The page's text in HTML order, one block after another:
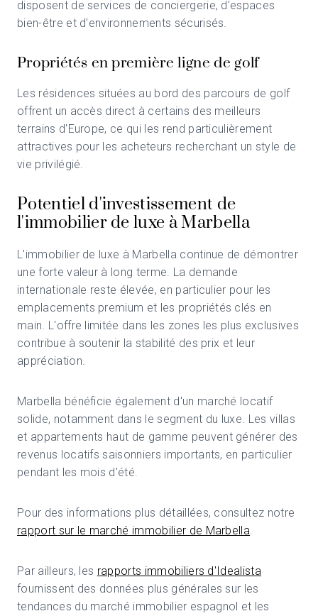
disposent de services de conciergerie, d'espaces
bien-être et d'environnements sécurisés.
Propriétés en première ligne de golf
Les résidences situées au bord des parcours de golf
offrent un accès direct à certains des meilleurs
terrains d'Europe, ce qui les rend particulièrement
attractives pour les acheteurs recherchant un style de
vie privilégié.
Potentiel d'investissement de
l'immobilier de luxe à Marbella
L'immobilier de luxe à Marbella continue de démontrer
une forte valeur à long terme. La demande
internationale reste élevée, en particulier pour les
emplacements premium et les propriétés clés en
main. L'offre limitée dans les zones les plus exclusives
contribue à soutenir la stabilité des prix et leur
appréciation.
Marbella bénéficie également d'un marché locatif
solide, notamment dans le segment du luxe. Les villas
et appartements haut de gamme peuvent générer des
revenus locatifs saisonniers importants, en particulier
pendant les mois d'été.
Pour des informations plus détaillées, consultez notre
rapport sur le marché immobilier de Marbella.
Par ailleurs, les rapports immobiliers d'Idealista
fournissent des données plus générales sur les
tendances du marché immobilier espagnol et les